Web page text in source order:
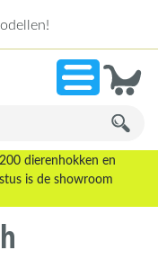
dierenhokken en
is de showroom